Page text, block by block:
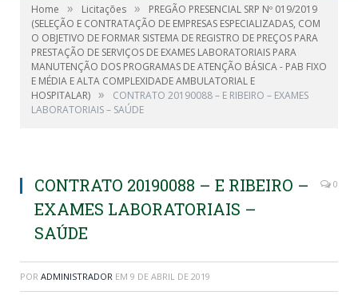
Home » Licitações »
PREGÃO PRESENCIAL SRP Nº 019/2019
(SELEÇÃO E CONTRATAÇÃO DE EMPRESAS ESPECIALIZADAS, COM
O OBJETIVO DE FORMAR SISTEMA DE REGISTRO DE PREÇOS PARA
PRESTAÇÃO DE SERVIÇOS DE EXAMES LABORATORIAIS PARA
MANUTENÇÃO DOS PROGRAMAS DE ATENÇÃO BÁSICA - PAB FIXO
E MÉDIA E ALTA COMPLEXIDADE AMBULATORIAL E
HOSPITALAR) »
CONTRATO 20190088 – E RIBEIRO – EXAMES
LABORATORIAIS – SAÚDE
CONTRATO 20190088 – E RIBEIRO –
EXAMES LABORATORIAIS –
SAÚDE
0
POR ADMINISTRADOR EM 9 DE ABRIL DE 2019